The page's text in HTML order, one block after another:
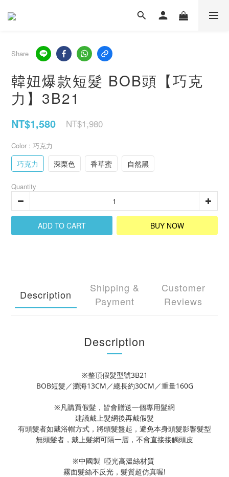
Share
韓妞爆款短髮 BOB頭【巧克
力】3B21
NT$1,580 NT$1,980
Color : 巧克力
巧克力 深栗色 香草蜜 自然黑
Quantity
ADD TO CART BUY NOW
Description
Shipping &
Payment
Customer
Reviews
Description
※整頂假髮型號3B21
BOB短髮／瀏海13CM／總長約30CM／重量160G
※凡購買假髮，皆會贈送一個專用髮網
建議戴上髮網後再戴假髮
有頭髮者如戴浴帽方式，將頭髮盤起，避免本身頭髮影響髮型
無頭髮者，戴上髮網可隔一層，不會直接接觸頭皮
※中國製 啞光高溫絲材質
霧面髮絲不反光，髮質超仿真喔!